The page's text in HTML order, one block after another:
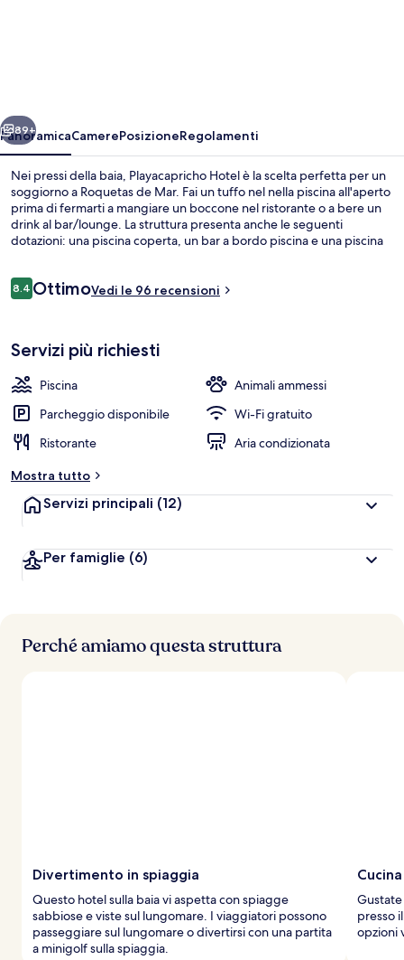
Avanti
89+
PanoramicaCamerePosizioneRegolamenti
Nei pressi della baia, Playacapricho Hotel è la scelta perfetta per un
soggiorno a Roquetas de Mar. Fai un tuffo nel nella piscina all'aperto
prima di fermarti a mangiare un boccone nel ristorante o a bere un
drink al bar/lounge. La struttura presenta anche le seguenti
dotazioni: una piscina coperta, un bar a bordo piscina e una piscina
Recensioni
8.48.4 su 10
OttimoVedi le 96 recensioni
Servizi più richiesti
Piscina
Animali ammessi
Parcheggio disponibile
Wi-Fi gratuito
Ristorante
Aria condizionata
Mostra tutto
Servizi principali (12)
Per famiglie (6)
Perché amiamo questa struttura
Divertimento in spiaggia
Questo hotel sulla baia vi aspetta con spiagge
sabbiose e viste sul lungomare. I viaggiatori possono
passeggiare sul lungomare o divertirsi con una partita
a minigolf sulla spiaggia.
presso
opzioni